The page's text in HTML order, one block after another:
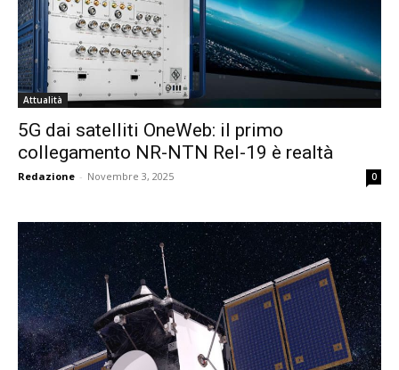
Attualità
5G dai satelliti OneWeb: il primo
collegamento NR-NTN Rel-19 è realtà
Redazione - Novembre 3, 2025 0